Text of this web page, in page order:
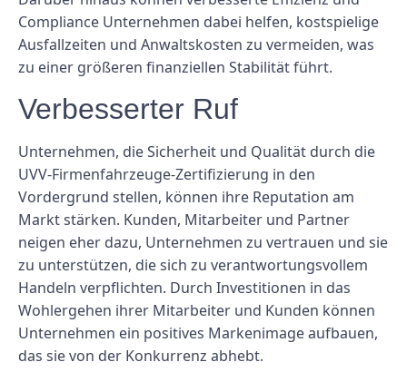
Compliance Unternehmen dabei helfen, kostspielige
Ausfallzeiten und Anwaltskosten zu vermeiden, was
zu einer größeren finanziellen Stabilität führt.
Verbesserter Ruf
Unternehmen, die Sicherheit und Qualität durch die
UVV-Firmenfahrzeuge-Zertifizierung in den
Vordergrund stellen, können ihre Reputation am
Markt stärken. Kunden, Mitarbeiter und Partner
neigen eher dazu, Unternehmen zu vertrauen und sie
zu unterstützen, die sich zu verantwortungsvollem
Handeln verpflichten. Durch Investitionen in das
Wohlergehen ihrer Mitarbeiter und Kunden können
Unternehmen ein positives Markenimage aufbauen,
das sie von der Konkurrenz abhebt.